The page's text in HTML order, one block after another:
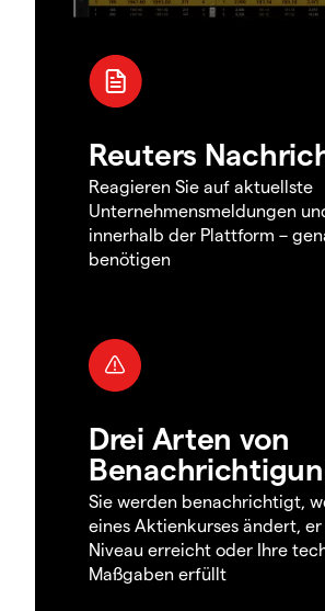
Reuters
Reagieren Sie auf aktuellste
Unternehmensmeldungen
innerhalb der Plattform –
benötigen
Drei Arten von
Sie werden benachrichtigt,
eines Aktienkurses ändert,
Niveau erreicht oder Ihre
Maßgaben erfüllt